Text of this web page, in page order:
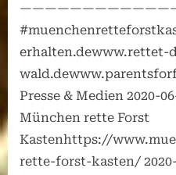
erhalten.dewww.rettet-
Presse & Medien 2020-
München rette Forst
Kastenhttps://
rette-forst-kasten/ 2020-